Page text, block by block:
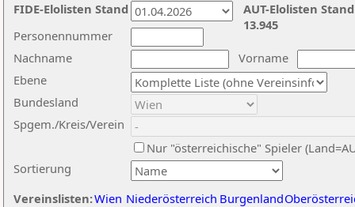
Nachname
Vorname
Ebene
Sortierung
Personennummer
Bundesland
Spgem./Kreis/Verein
Nur "österreichische" Spieler
Vereinslisten:Wien Niederösterreich Burgenland
AUT-Elolisten
13.945
FIDE-Elolisten Stand